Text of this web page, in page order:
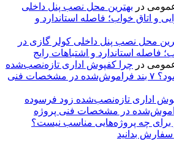
در بهترین محل نصب پنل داخلی
و اتاق خواب؛ فاصله استاندارد و
محل نصب پنل داخلی کولر گازی در
فاصله استاندارد و اشتباهات رایج
در چرا کفپوش اداری تازه‌نصب‌شده
زود فرسوده می‌شود؟ ۷ بند فراموش‌شده در مشخصات فنی
اداری تازه‌نصب‌شده زود فرسوده
چه پروژه‌هایی مناسب نیست؟
سفارش بدانید